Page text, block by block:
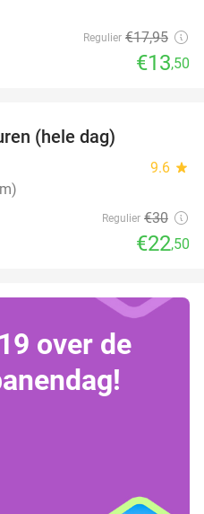
Regulier €17,95
€13,50
(hele dag)
9.6 star
Regulier €30
€22,50
over de